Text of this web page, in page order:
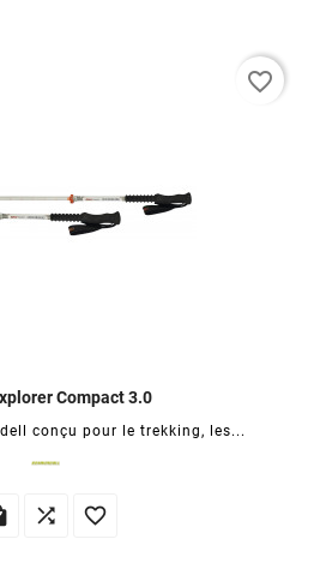
Compact 3.0
conçu pour le trekking, les...
 
favorite_border